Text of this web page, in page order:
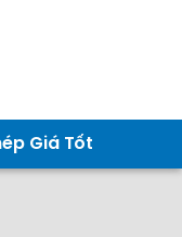
Giá Tốt